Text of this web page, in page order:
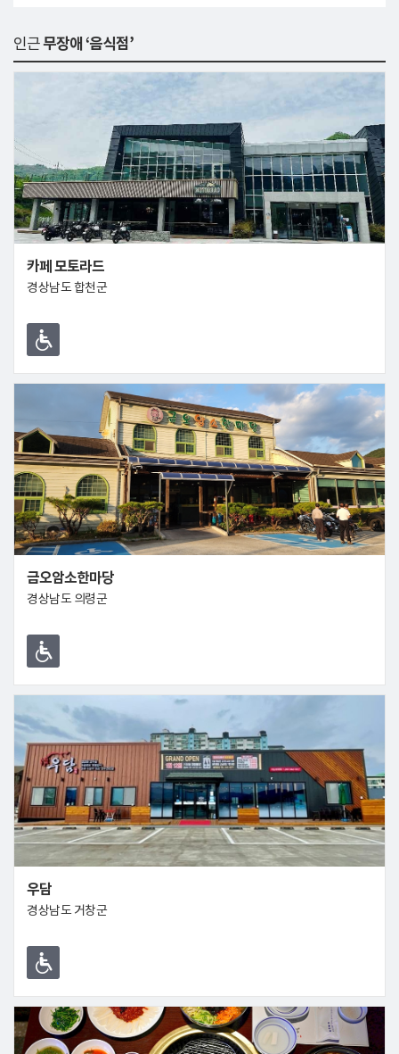
인근무장애 ‘음식점’
카페 모토라드
경상남도 합천군
금오암소한마당
경상남도 의령군
우담
경상남도 거창군